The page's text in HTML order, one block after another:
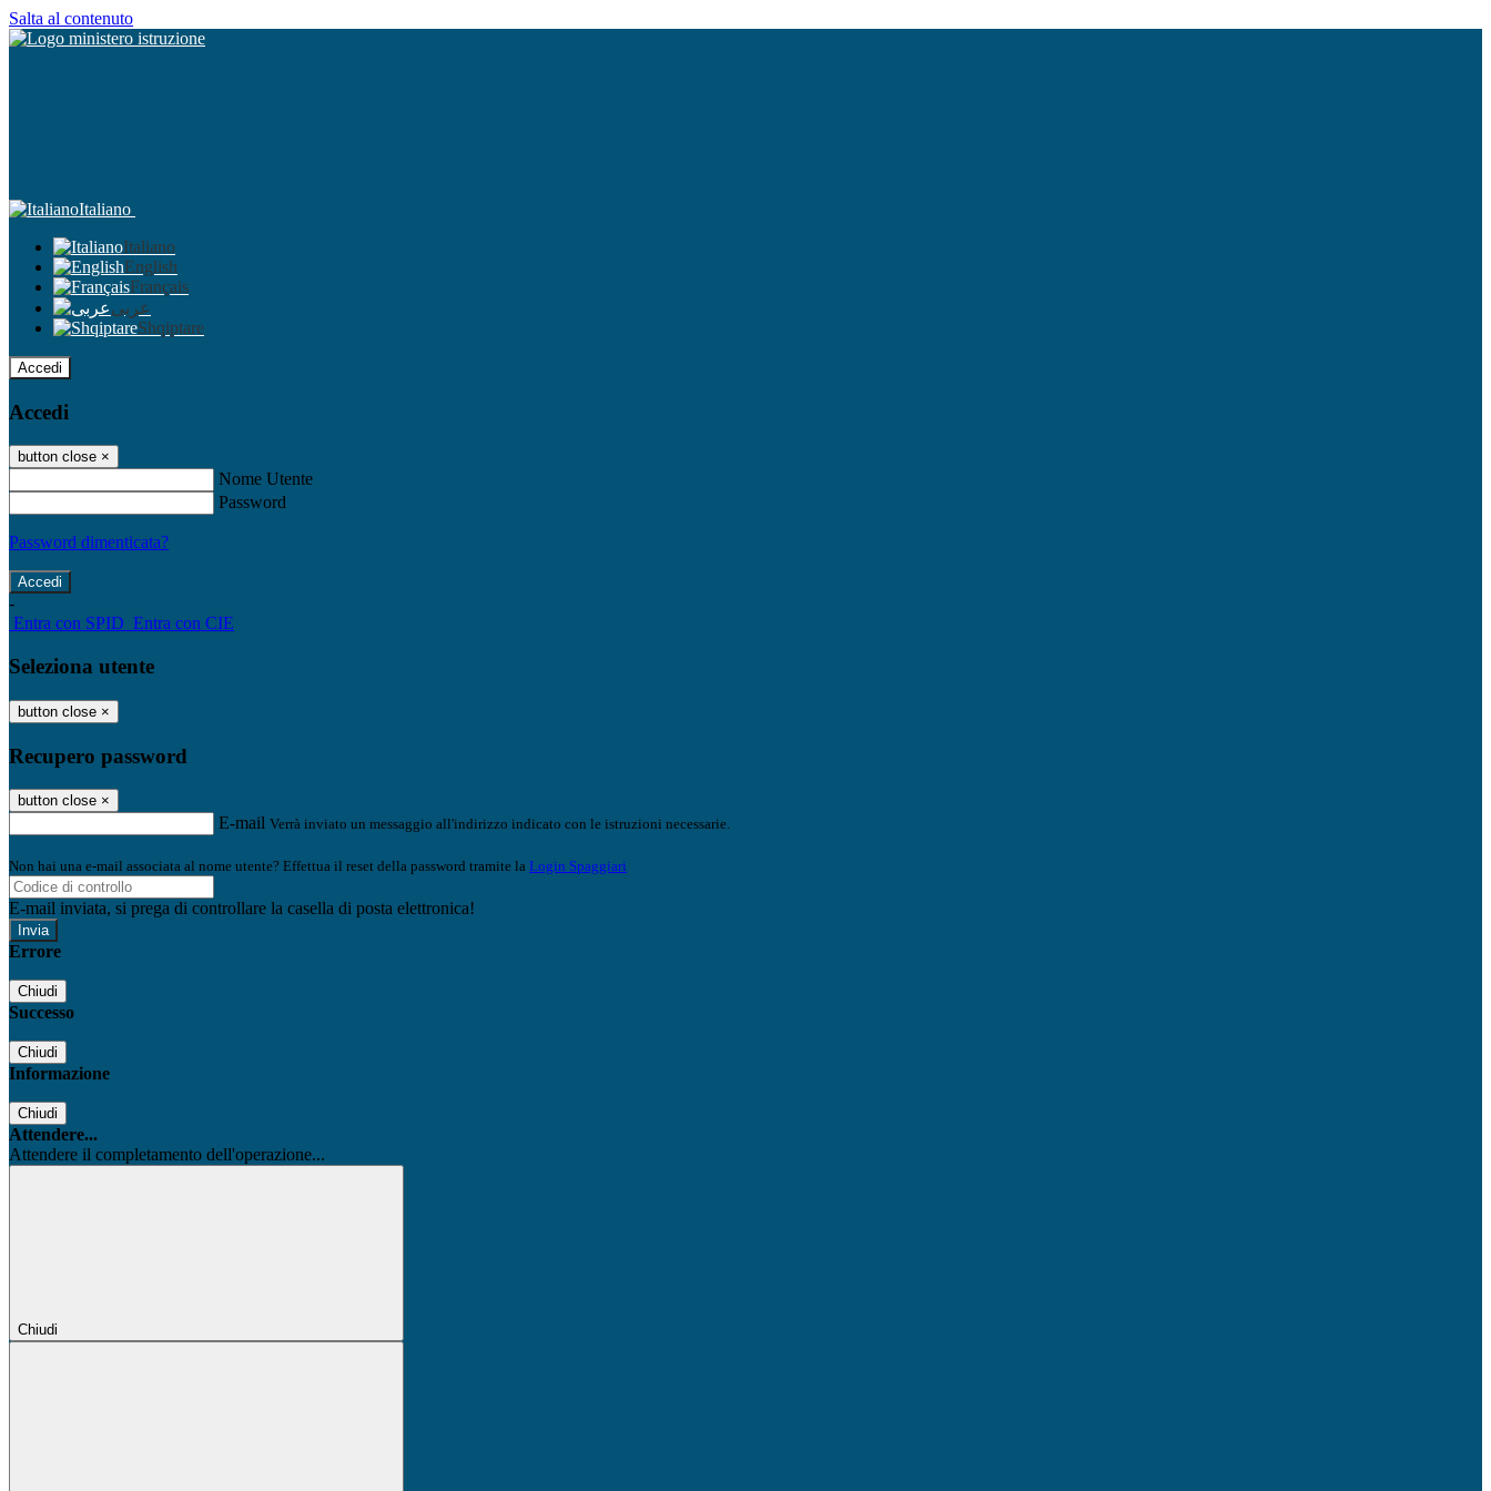
Salta al contenuto
Italiano
Italiano
English
Français
عربى
Shqiptare
Accedi
Accedi
button close ×
Nome Utente
Password
Password dimenticata?
-
Entra con SPID Entra con CIE
Seleziona utente
button close ×
Recupero password
button close ×
E-mail Verrà inviato un messaggio all'indirizzo indicato con le istruzioni necessarie.
Non hai una e-mail associata al nome utente? Effettua il reset della password tramite la Login Spaggiari
E-mail inviata, si prega di controllare la casella di posta elettronica!
Errore
Chiudi
Successo
Chiudi
Informazione
Chiudi
Attendere...
Attendere il completamento dell'operazione...
Chiudi